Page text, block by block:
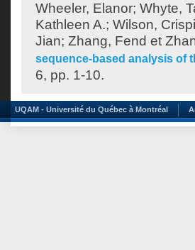
Wheeler, Elanor; Whyte,
Kathleen A.; Wilson,
Jian; Zhang, Fend et
sequence-based analysis of
6, pp. 1-10.
UQAM - Université du Québec à Montréal